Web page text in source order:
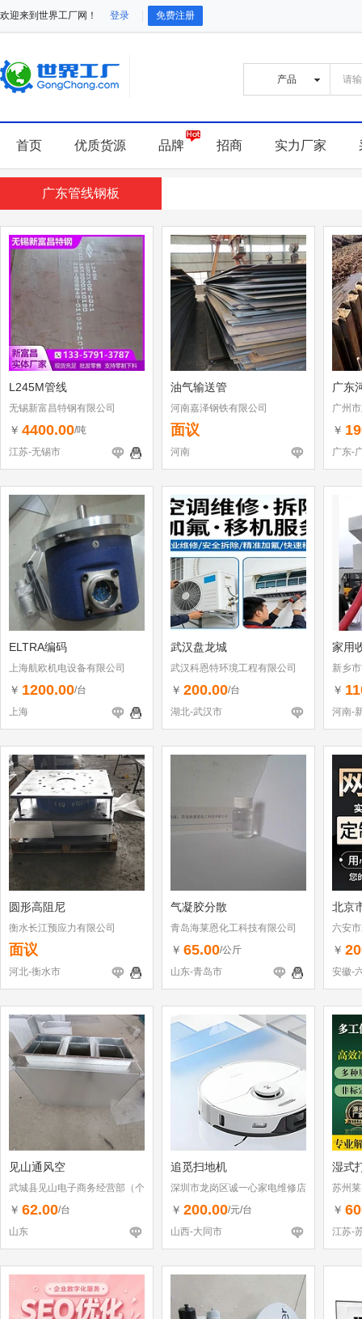
欢迎来到世界工厂网！ 登录 免费注册
首页 优质货源 品牌 招商 实力厂家
广东管线钢板
L245M管线
无锡新富昌特钢有限公司
￥ 4400.00/吨
江苏-无锡市
油气输送管
河南嘉泽钢铁有限公司
面议
河南
广东
广州
司
￥
广东-
ELTRA编码
上海航欧机电设备有限公司
￥ 1200.00/台
上海
武汉盘龙城
武汉科恩特环境工程有限公司
￥ 200.00/台
湖北-武汉市
家用
新乡
￥
河南-
圆形高阻尼
衡水长江预应力有限公司
面议
河北-衡水市
气凝胶分散
青岛海莱恩化工科技有限公司
￥ 65.00/公斤
山东-青岛市
北京
六安
￥
安徽-
见山通风空
武城县见山电子商务经营部（个
体工商户）
￥ 62.00/台
山东
追觅扫地机
深圳市龙岗区诚一心家电维修店
（个体工商户）
￥ 200.00/元/台
山西-大同市
湿式
苏州
￥
江苏-